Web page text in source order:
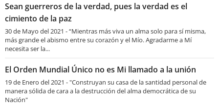
Sean guerreros de la verdad, pues la verdad es el
cimiento de la paz
30 de Mayo del 2021 - “Mientras más viva un alma solo para sí misma,
más grande el abismo entre su corazón y el Mío. Agradarme a Mí
necesita ser la...
El Orden Mundial Único no es Mi llamado a la unión
19 de Enero del 2021 - "Construyan su casa de la santidad personal de
manera sólida de cara a la destrucción del alma democrática de su
Nación"